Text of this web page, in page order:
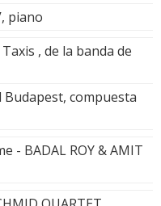
piano
, de la banda de
Budapest, compuesta
- BADAL ROY & AMIT